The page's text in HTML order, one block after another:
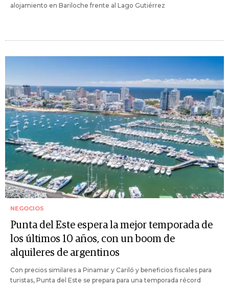
alojamiento en Bariloche frente al Lago Gutiérrez
NEGOCIOS
Punta del Este espera la mejor temporada de
los últimos 10 años, con un boom de
alquileres de argentinos
Con precios similares a Pinamar y Cariló y beneficios fiscales para
turistas, Punta del Este se prepara para una temporada récord